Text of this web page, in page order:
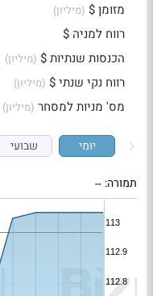
מזומן $ (מיליון)
רווח למניה $
הכנסות שנתיות $ (מיליון)
רווח נקי שנתי $ (מיליון)
מס' מניות למסחר (מיליון)
יומי שבועי
תמורה: --